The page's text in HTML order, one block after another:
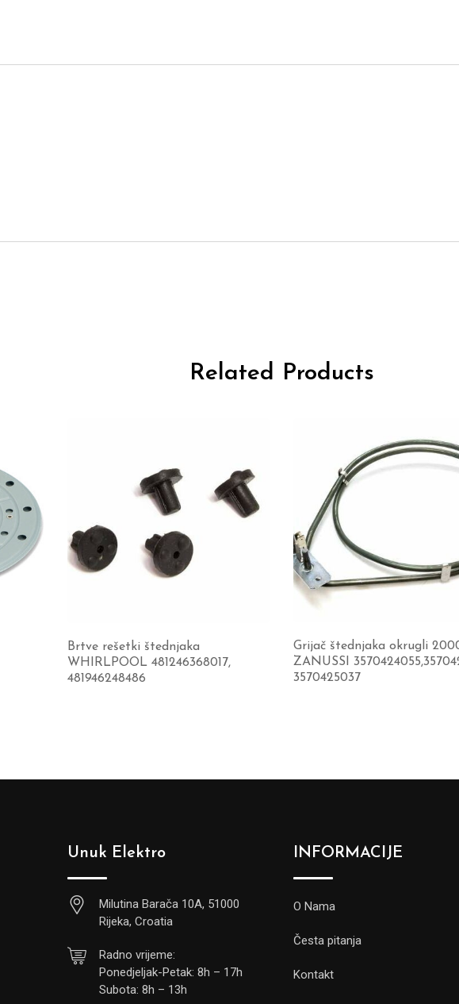
Related Products
Brtve rešetki štednjaka
WHIRLPOOL 481246368017,
481946248486
Grijač štednjaka okrugli
ZANUSSI
3570425037
Unuk Elektro
Milutina Barača 10A, 51000
Rijeka, Croatia
Radno vrijeme:
Ponedjeljak-Petak: 8h – 17h
Subota: 8h – 13h
INFORMACIJE
O Nama
Česta pitanja
Kontakt